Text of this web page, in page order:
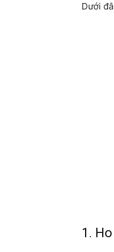
Dưới
1.